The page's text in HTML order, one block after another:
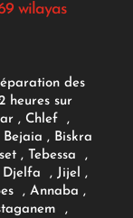
wilayas
des
heures sur
, Chlef ,
, Biskra
, Tebessa ,
Djelfa , Jijel ,
, Annaba ,
,